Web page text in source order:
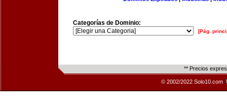
Categorías de Dominio:
[Pág.
** Precios
© 2002/2022 Solo10.com